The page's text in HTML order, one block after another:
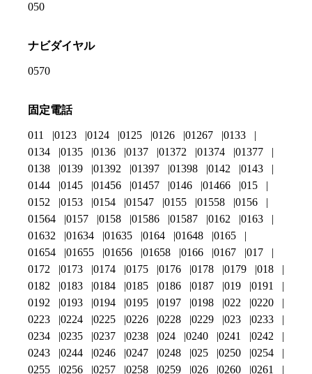
050
ナビダイヤル
0570
固定電話
011 0123 0124 0125 0126 01267
0133
0134
0135 0136 0137 01372 01374
01377
0138
0139 01392 01397 01398 0142
0143
0144
0145 01456 01457 0146 01466
015
0152
0153 0154 01547 0155 01558
0156
01564
0157 0158 01586 01587 0162
0163
01632
01634 01635 0164 01648
0165
01654
01655 01656 01658 0166 0167
017
0172
0173 0174 0175 0176 0178 0179
018
0182
0183 0184 0185 0186 0187 019
0191
0192
0193 0194 0195 0197 0198 022
0220
0223
0224 0225 0226 0228 0229 023
0233
0234
0235 0237 0238 024 0240 0241
0242
0243
0244 0246 0247 0248 025 0250
0254
0255
0256 0257 0258 0259 026 0260 0261